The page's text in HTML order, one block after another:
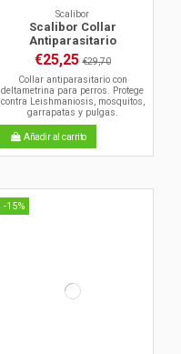
Scalibor
Scalibor Collar
Antiparasitario
€25,25€29,70
Collar antiparasitario con
deltametrina para perros. Protege
contra Leishmaniosis, mosquitos,
garrapatas y pulgas.
Añadir al carrito
-15%